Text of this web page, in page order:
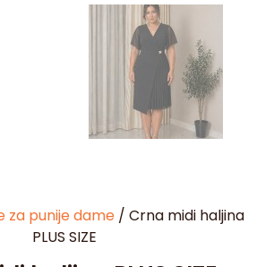
za punije dame/ Crna midi haljina
PLUS SIZE